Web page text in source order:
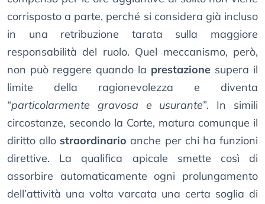
corrisposto a parte, perché si considera già incluso
in una retribuzione tarata sulla maggiore
responsabilità del ruolo. Quel meccanismo, però,
non può reggere quando la prestazione supera il
limite della ragionevolezza e diventa
“particolarmente gravosa e usurante”. In simili
circostanze, secondo la Corte, matura comunque il
diritto allo straordinario anche per chi ha funzioni
direttive. La qualifica apicale smette così di
assorbire automaticamente ogni prolungamento
dell’attività una volta varcata una certa soglia di